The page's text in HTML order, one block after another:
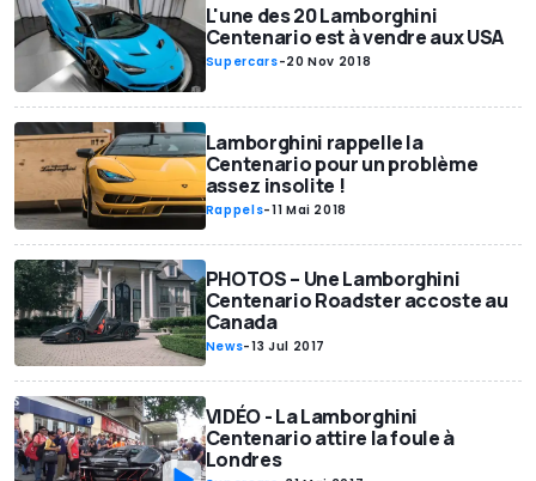
L'une des 20 Lamborghini
Centenario est à vendre aux USA
Supercars-20 Nov 2018
Lamborghini rappelle la
Centenario pour un problème
assez insolite !
Rappels-11 Mai 2018
PHOTOS – Une Lamborghini
Centenario Roadster accoste au
Canada
News-13 Jul 2017
VIDÉO - La Lamborghini
Centenario attire la foule à
Londres